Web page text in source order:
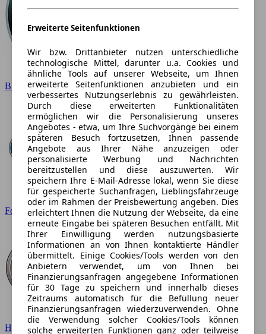
BMW
Ford
Hyundai
Erweiterte Seitenfunktionen
Wir bzw. Drittanbieter nutzen unterschiedliche
technologische Mittel, darunter u.a. Cookies und
ähnliche Tools auf unserer Webseite, um Ihnen
erweiterte Seitenfunktionen anzubieten und ein
verbessertes Nutzungserlebnis zu gewährleisten.
Durch diese erweiterten Funktionalitäten
ermöglichen wir die Personalisierung unseres
Angebotes - etwa, um Ihre Suchvorgänge bei einem
späteren Besuch fortzusetzen, Ihnen passende
Angebote aus Ihrer Nähe anzuzeigen oder
personalisierte Werbung und Nachrichten
bereitzustellen und diese auszuwerten. Wir
speichern Ihre E-Mail-Adresse lokal, wenn Sie diese
für gespeicherte Suchanfragen, Lieblingsfahrzeuge
oder im Rahmen der Preisbewertung angeben. Dies
erleichtert Ihnen die Nutzung der Webseite, da eine
erneute Eingabe bei späteren Besuchen entfällt. Mit
Ihrer Einwilligung werden nutzungsbasierte
Informationen an von Ihnen kontaktierte Händler
übermittelt. Einige Cookies/Tools werden von den
Anbietern verwendet, um von Ihnen bei
Finanzierungsanfragen angegebene Informationen
für 30 Tage zu speichern und innerhalb dieses
Zeitraums automatisch für die Befüllung neuer
Finanzierungsanfragen wiederzuverwenden. Ohne
die Verwendung solcher Cookies/Tools können
solche erweiterten Funktionen ganz oder teilweise